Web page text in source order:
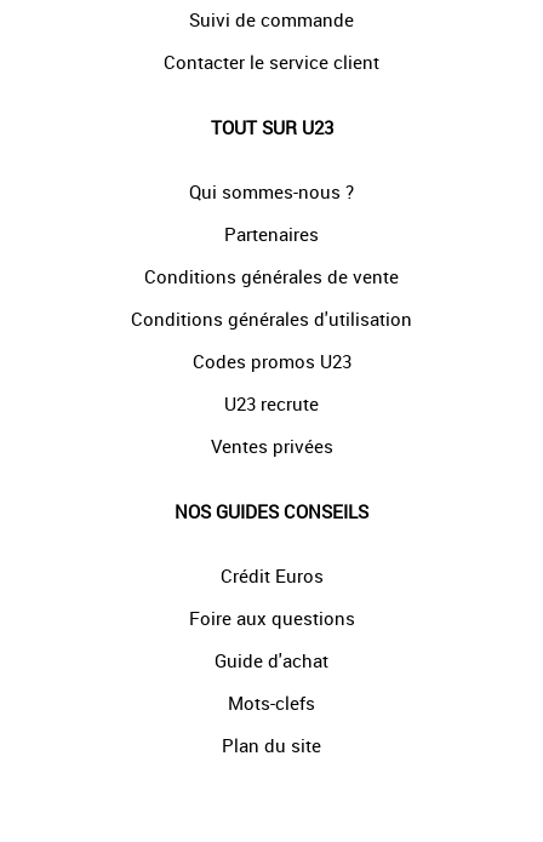
Suivi de commande
Contacter le service client
TOUT SUR U23
Qui sommes-nous ?
Partenaires
Conditions générales de vente
Conditions générales d'utilisation
Codes promos U23
U23 recrute
Ventes privées
NOS GUIDES CONSEILS
Crédit Euros
Foire aux questions
Guide d'achat
Mots-clefs
Plan du site